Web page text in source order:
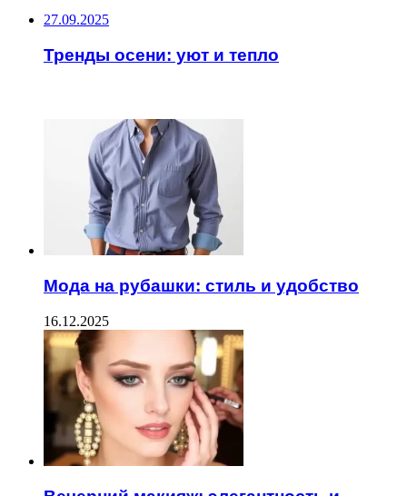
27.09.2025
Тренды осени: уют и тепло
Мода на рубашки: стиль и удобство
16.12.2025